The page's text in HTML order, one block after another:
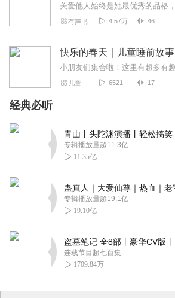
有声书 4.57万 46
快乐的春天｜儿童睡前故事
儿童 6521 17
经典必听
专辑播放量超11.3亿
11.35亿
专辑播放量超19.1亿
19.10亿
连载节目超七百集
1709.84万